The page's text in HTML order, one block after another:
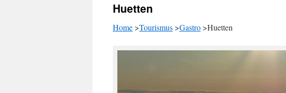
Huetten
Home >Tourismus >Gastro >Huetten